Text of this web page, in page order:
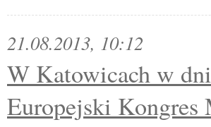
21.08.2013, 10:12
W Katowicach w
Europejski Kongres